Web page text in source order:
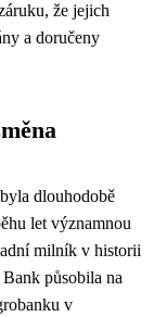
že jejich
a doručeny
dlouhodobě
let významnou
milník v historii
působila na
v